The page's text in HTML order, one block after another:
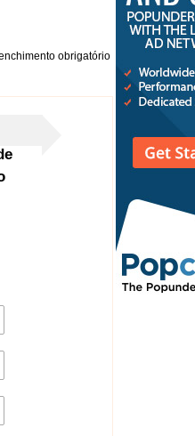
obrigatório